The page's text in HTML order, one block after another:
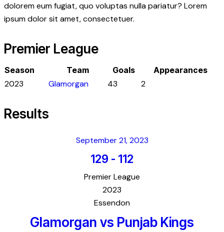
dolorem eum fugiat, quo voluptas nulla pariatur? Lorem
ipsum dolor sit amet, consectetuer.
Premier League
Season Team Goals Appearances
2023 Glamorgan 43 2
Results
September 21, 2023
129 - 112
Premier League
2023
Essendon
Glamorgan vs Punjab Kings